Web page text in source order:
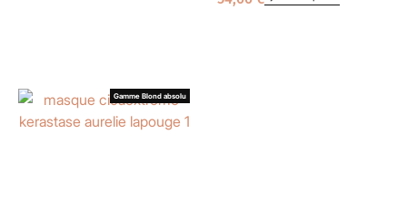
Gamme Blond absolu